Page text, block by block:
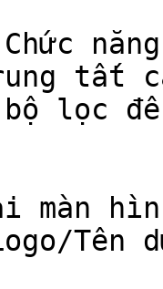
tất
lọc
màn
Tên